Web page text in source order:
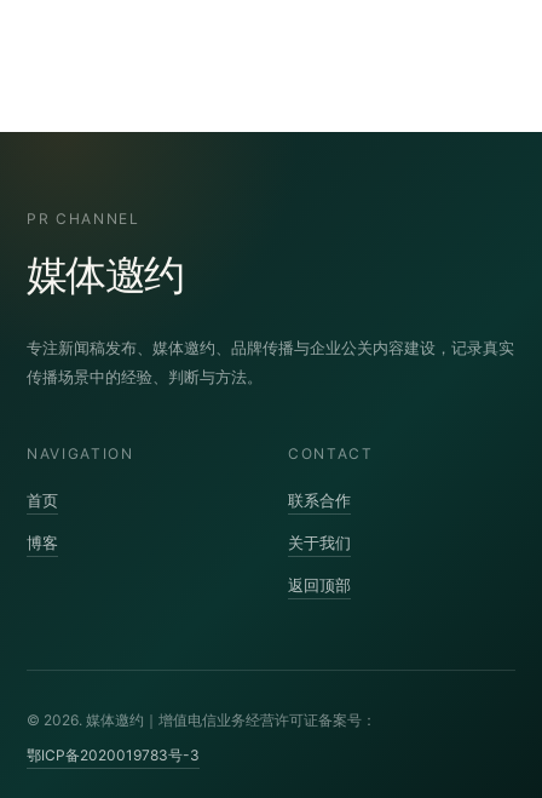
PR CHANNEL
媒体邀约
专注新闻稿发布、媒体邀约、品牌传播与企业公关内容建设，记录真实
传播场景中的经验、判断与方法。
NAVIGATION
首页
博客
CONTACT
联系合作
关于我们
返回顶部
© 2026. 媒体邀约｜增值电信业务经营许可证备案号：
鄂ICP备2020019783号-3